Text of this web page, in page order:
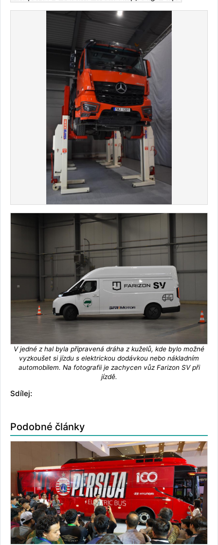
V jedné z hal byla připravená dráha z kuželů, kde bylo možné
vyzkoušet si jízdu s elektrickou dodávkou nebo nákladním
automobilem. Na fotografii je zachycen vůz Farizon SV při
jízdě.
Sdílej:
Podobné články